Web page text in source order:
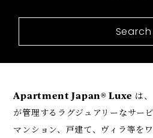
Search
Apartment Japan® Luxe は
が管理するラグジュアリーなサー
マンション、戸建て、ヴィラ等を